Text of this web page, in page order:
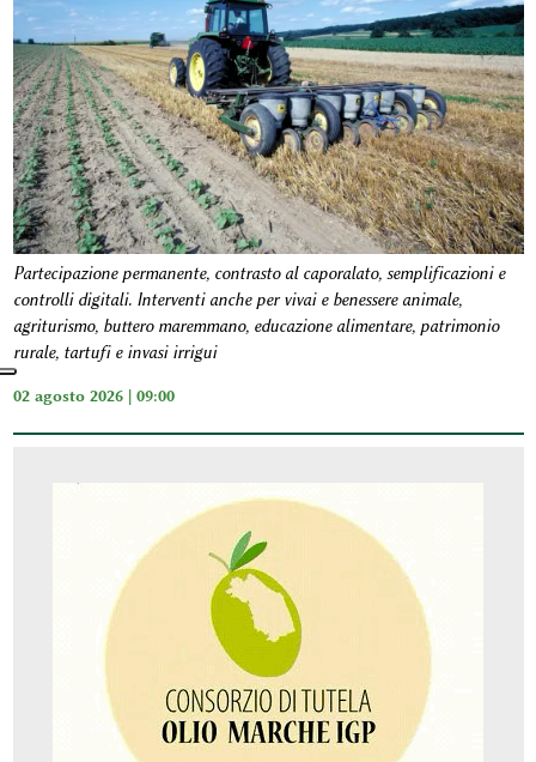
Partecipazione permanente, contrasto al caporalato, semplificazioni e
controlli digitali. Interventi anche per vivai e benessere animale,
agriturismo, buttero maremmano, educazione alimentare, patrimonio
rurale, tartufi e invasi irrigui
02 agosto 2026 | 09:00